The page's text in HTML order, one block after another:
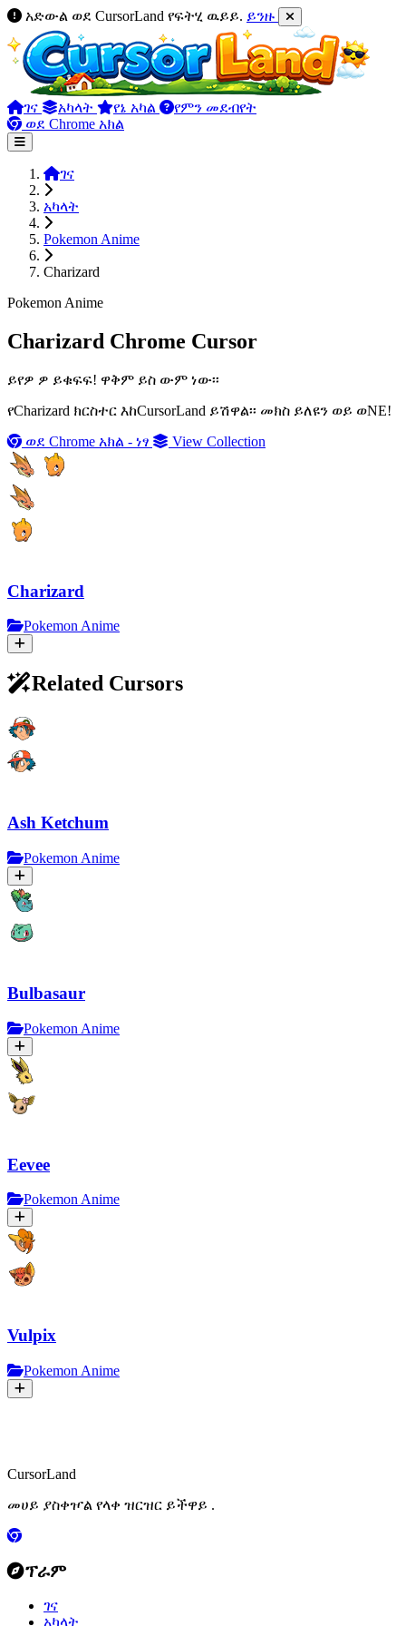
አድውል ወደ CursorLand የፍትሂ ዉይይ. ይንዙ
ገና አካላት የኔ አካል
የምን መደብየት
ወደ Chrome አክል
ገና
አካላት
Pokemon Anime
Charizard
Pokemon Anime
Charizard Chrome Cursor
ይየዎ ዎ ይቁፍፍ! ዋቅም ይስ ውም ነው፡፡
የCharizard ክርስተር እከCursorLand ይሽዋል፡፡ መክስ ይለዩን ወይ ወNE!
ወደ Chrome አክል - ነፃ
View Collection
Charizard
Pokemon Anime
Related Cursors
Ash Ketchum
Pokemon Anime
Bulbasaur
Pokemon Anime
Eevee
Pokemon Anime
Vulpix
Pokemon Anime
CursorLand
መሀይ ያስቀዦል የላቀ ዝርዝር ይችዋይ .
ፕራም
ገና
አካላት